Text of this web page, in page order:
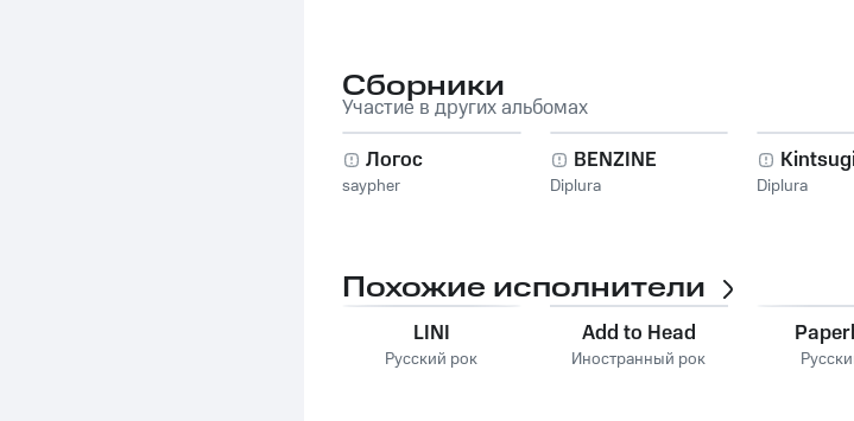
Сборники
Участие в других альбомах
Логос
saypher
BENZINE
Diplura Diplura
Похожие исполнители
LINI
Русский рок
Add to Head
Иностранный рок